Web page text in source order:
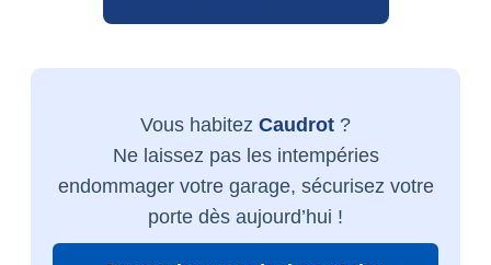
Vous habitez Caudrot ?
Ne laissez pas les intempéries
endommager votre garage, sécurisez votre
porte dès aujourd’hui !